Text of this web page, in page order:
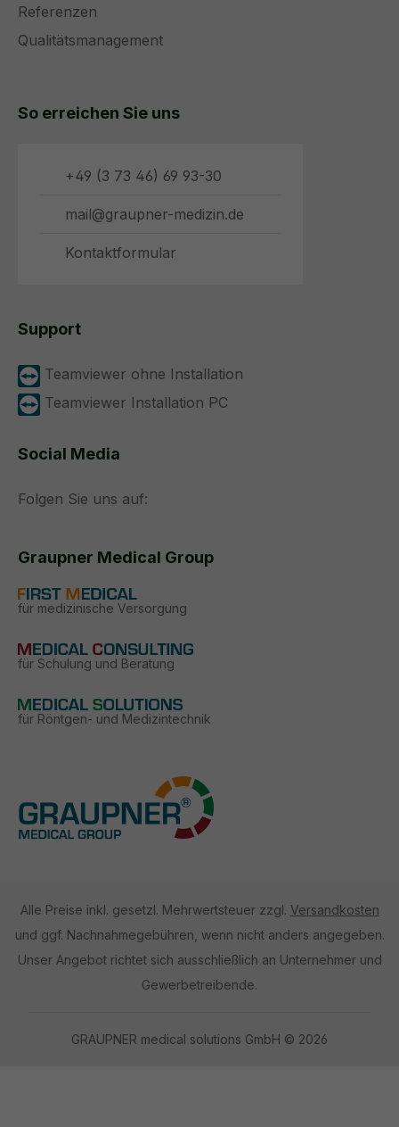
Referenzen
Qualitätsmanagement
So erreichen Sie uns
+49 (3 73 46) 69 93-30
mail@graupner-medizin.de
Kontaktformular
Support
Teamviewer ohne Installation
Teamviewer Installation PC
Social Media
Folgen Sie uns auf:
Graupner Medical Group
für medizinische Versorgung
für Schulung und Beratung
für Röntgen- und Medizintechnik
Alle Preise inkl. gesetzl. Mehrwertsteuer zzgl. Versandkosten
und ggf. Nachnahmegebühren, wenn nicht anders angegeben.
Unser Angebot richtet sich ausschließlich an Unternehmer und
Gewerbetreibende.
GRAUPNER medical solutions GmbH © 2026